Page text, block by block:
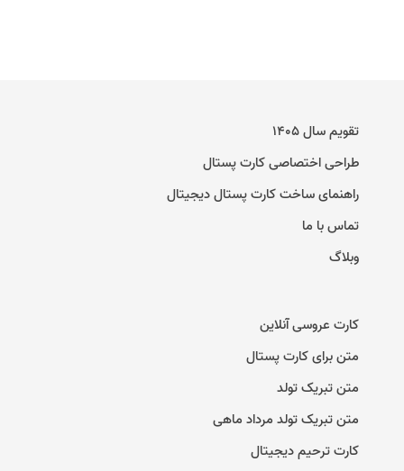
تقویم سال ۱۴۰۵
طراحی اختصاصی کارت پستال
راهنمای ساخت کارت پستال دیجیتال
تماس با ما
وبلاگ
کارت عروسی آنلاین
متن برای کارت پستال
متن تبریک تولد
متن تبریک تولد مرداد ماهی
کارت ترحیم دیجیتال